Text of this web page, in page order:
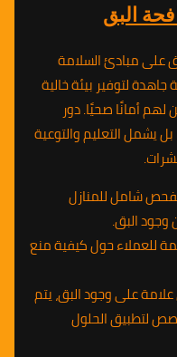
البق
على مبادئ السلامة
لتوفير بيئة خالية
لهم أمانًا صحيًا. دور
يشمل التعليم والتوعية
شامل للمنازل
وجود البق.
للعملاء حول كيفية منع
على وجود البق، يتم
لتطبيق الحلول